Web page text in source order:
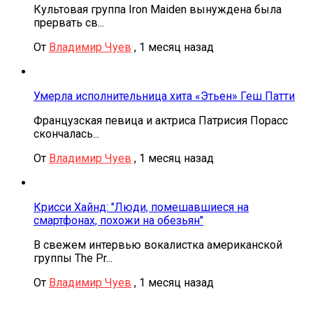
Культовая группа Iron Maiden вынуждена была
прервать св...
От Владимир Чуев , 1 месяц назад
Умерла исполнительница хита «Этьен» Геш Патти
Французская певица и актриса Патрисия Порасс
скончалась...
От Владимир Чуев , 1 месяц назад
Крисси Хайнд: "Люди, помешавшиеся на
смартфонах, похожи на обезьян"
В свежем интервью вокалистка американской
группы The Pr...
От Владимир Чуев , 1 месяц назад